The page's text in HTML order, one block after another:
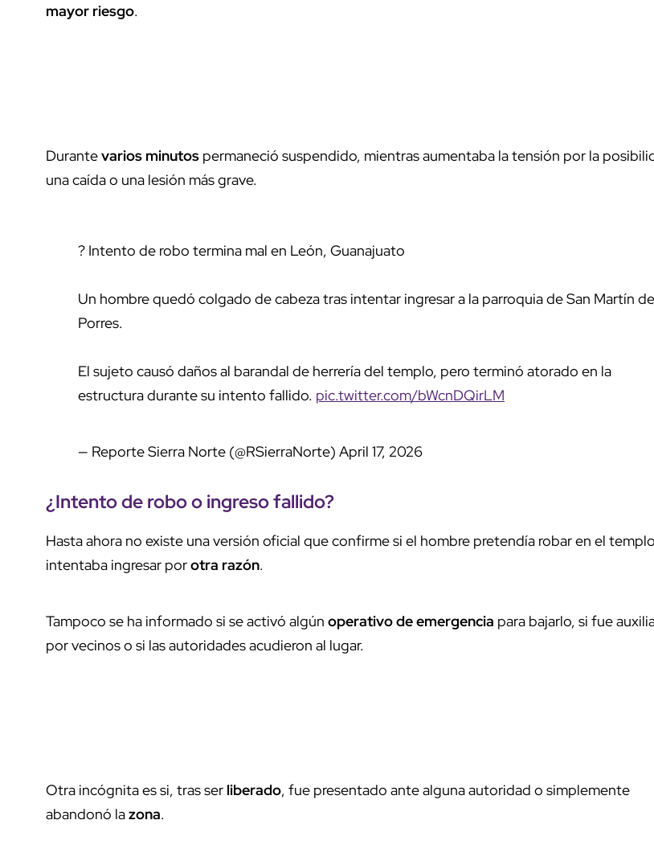
mayor riesgo.
Durantevarios minutos permaneció suspendido, mientras aumentaba la tensión por la
una caída o una lesión más grave.
? Intento de robo termina mal en León, Guanajuato
Un hombre quedó colgado de cabeza tras intentar ingresar a la parroquia de San Martín de
Porres.
El sujeto causó daños al barandal de herrería del templo, pero terminó atorado en la
estructura durante su intento fallido. pic.twitter.com/bWcnDQirLM
— Reporte Sierra Norte (@RSierraNorte) April 17, 2026
¿Intento de robo o ingreso fallido?
Hasta ahora no existe una versión oficial que confirme si el hombre pretendía robar en el
intentaba ingresar porotra razón.
Tampoco se ha informado si se activó algún operativo de emergencia para bajarlo, si fue
por vecinos o si las autoridades acudieron al lugar.
Otra incógnita es si, tras ser liberado, fue presentado ante alguna autoridad o simplemente
abandonó lazona.